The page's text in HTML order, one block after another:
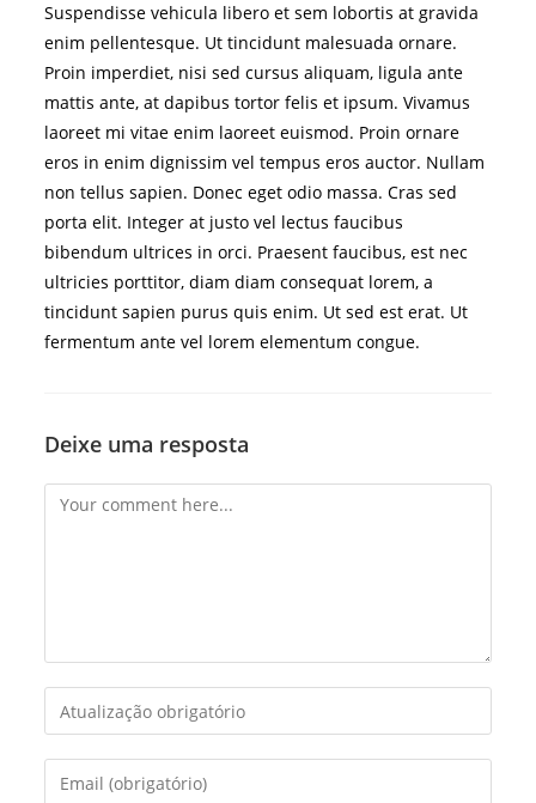
Suspendisse vehicula libero et sem lobortis at gravida
enim pellentesque. Ut tincidunt malesuada ornare.
Proin imperdiet, nisi sed cursus aliquam, ligula ante
mattis ante, at dapibus tortor felis et ipsum. Vivamus
laoreet mi vitae enim laoreet euismod. Proin ornare
eros in enim dignissim vel tempus eros auctor. Nullam
non tellus sapien. Donec eget odio massa. Cras sed
porta elit. Integer at justo vel lectus faucibus
bibendum ultrices in orci. Praesent faucibus, est nec
ultricies porttitor, diam diam consequat lorem, a
tincidunt sapien purus quis enim. Ut sed est erat. Ut
fermentum ante vel lorem elementum congue.
Deixe uma resposta